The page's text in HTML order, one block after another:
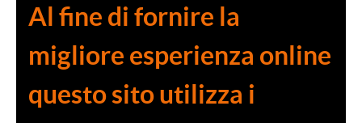
Al fine di fornire la
migliore esperienza online
questo sito utilizza i